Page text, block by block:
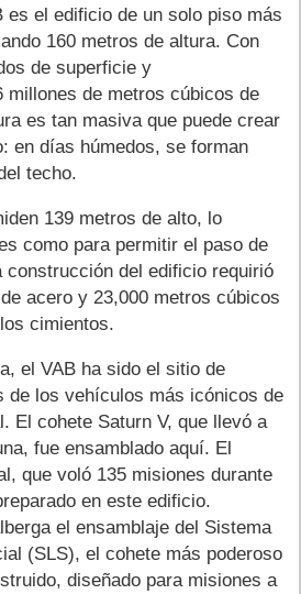
es el edificio de un solo piso más
160 metros de altura. Con
de superficie y
millones de metros cúbicos de
es tan masiva que puede crear
en días húmedos, se forman
techo.
139 metros de alto, lo
como para permitir el paso de
construcción del edificio requirió
acero y 23,000 metros cúbicos
cimientos.
el VAB ha sido el sitio de
de los vehículos más icónicos de
El cohete Saturn V, que llevó a
fue ensamblado aquí. El
que voló 135 misiones durante
en este edificio.
el ensamblaje del Sistema
(SLS), el cohete más poderoso
diseñado para misiones a